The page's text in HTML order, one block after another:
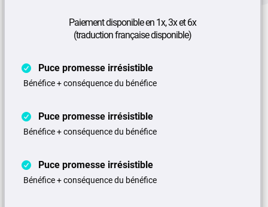
Paiement disponible en 1x, 3x et 6x
(traduction française disponible)
Puce promesse irrésistible
Bénéfice + conséquence du bénéfice
Puce promesse irrésistible
Bénéfice + conséquence du bénéfice
Puce promesse irrésistible
Bénéfice + conséquence du bénéfice